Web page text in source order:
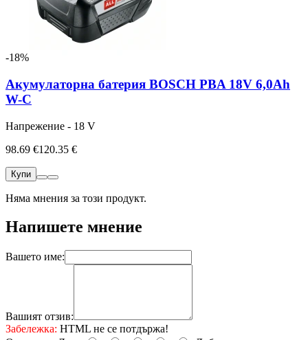
-18%
Акумулаторна батерия BOSCH PBA 18V 6,0Ah
W-C
Напрежение - 18 V
98.69 €120.35 €
Купи
Няма мнения за този продукт.
Напишете мнение
Вашето име:
Вашият отзив:
Забележка: HTML не се потдържа!